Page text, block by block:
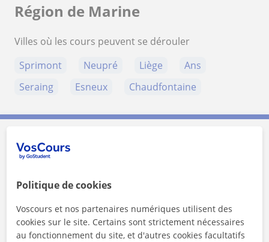
Région de Marine
Villes où les cours peuvent se dérouler
Sprimont
Neupré Liège
Ans
Seraing
Esneux Chaudfontaine
Contactez Marine
Tarif horaire
Politique de cookies
Voscours et nos partenaires numériques utilisent des
cookies sur le site. Certains sont strictement nécessaires
au fonctionnement du site, et d'autres cookies facultatifs